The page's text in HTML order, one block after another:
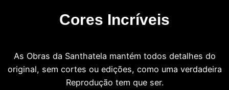
Cores Incríveis
As Obras da Santhatela mantém todos detalhes do
original, sem cortes ou edições, como uma verdadeira
Reprodução tem que ser.